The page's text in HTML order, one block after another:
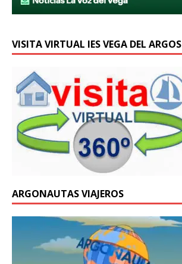
VISITA VIRTUAL IES VEGA DEL ARGOS
ARGONAUTAS VIAJEROS